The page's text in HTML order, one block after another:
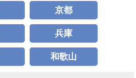
京都
兵庫
和歌山